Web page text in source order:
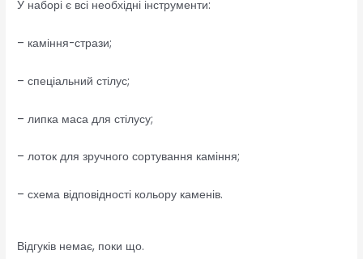
У наборі є всі необхідні інструменти:
– каміння-стрази;
– спеціальний стілус;
– липка маса для стілусу;
– лоток для зручного сортування каміння;
– схема відповідності кольору каменів.
Відгуків немає, поки що.